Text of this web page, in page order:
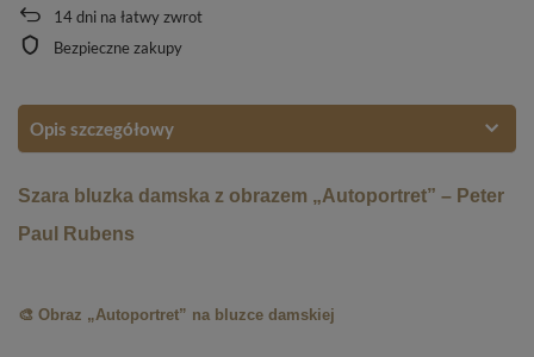
14dni na łatwy zwrot
Bezpieczne zakupy
Opis szczegółowy
Szara bluzka damska z obrazem „Autoportret” – Peter
Paul Rubens
🎨 Obraz „Autoportret” na bluzce damskiej